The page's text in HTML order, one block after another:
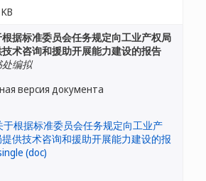
根据标准委员会任务规定向工业产权局
术咨询和援助开展能力建设的报告
编拟
версия документа